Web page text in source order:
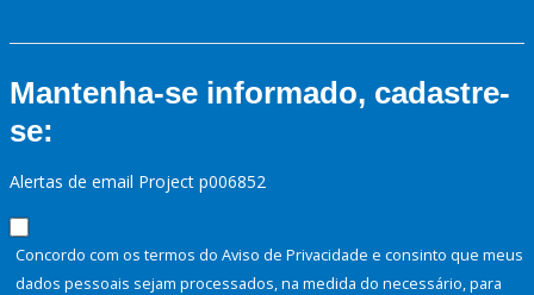
Mantenha-se informado, cadastre-
se:
Alertas de email Project p006852
Concordo com os termos do Aviso de Privacidade e consinto que meus
dados pessoais sejam processados, na medida do necessário, para